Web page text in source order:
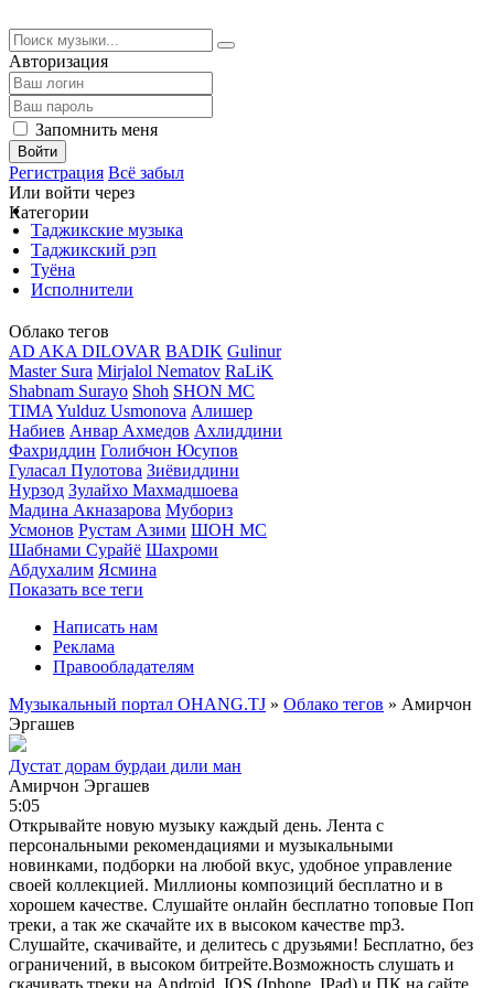
Авторизация
Запомнить меня
Войти
Регистрация Всё забыл
Или войти через
Категории
Таджикские музыка
Таджикский рэп
Туёна
Исполнители
Облако тегов
AD AKA DILOVAR BADIK Gulinur
Master Sura Mirjalol Nematov RaLiK
Shabnam Surayo Shoh SHON MC
TIMA Yulduz Usmonova Алишер
Набиев Анвар Ахмедов Ахлиддини
Фахриддин Голибчон Юсупов
Гуласал Пулотова Зиёвиддини
Нурзод Зулайхо Махмадшоева
Мадина Акназарова Мубориз
Усмонов Рустам Азими ШОН МС
Шабнами Сурайё Шахроми
Абдухалим Ясмина
Показать все теги
Написать нам
Реклама
Правообладателям
Музыкальный портал OHANG.TJ » Облако тегов » Амирчон
Эргашев
Дустат дорам бурдаи дили ман
Амирчон Эргашев
5:05
Открывайте новую музыку каждый день. Лента с
персональными рекомендациями и музыкальными
новинками, подборки на любой вкус, удобное управление
своей коллекцией. Миллионы композиций бесплатно и в
хорошем качестве. Слушайте онлайн бесплатно топовые Поп
треки, а так же скачайте их в высоком качестве mp3.
Слушайте, скачивайте, и делитесь с друзьями! Бесплатно, без
ограничений, в высоком битрейте.Возможность слушать и
скачивать треки на Android, IOS (Iphone, IPad) и ПК на сайте